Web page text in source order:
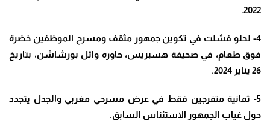
2022.
4- لحلو فشلت في تكوين جمهور مثقف ومسرح الموظفين خضرة
فوق طعام، في صحيفة هسبريس، حاوره وائل بورشاشن، بتاريخ
26 يناير 2024.
5- ثمانية متفرجين فقط في عرض مسرحي مغربي والجدل يتجدد
حول غياب الجمهور الاستئناس السابق.